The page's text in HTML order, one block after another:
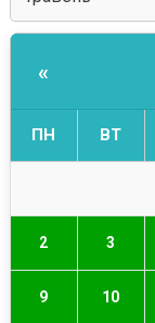
«
ПН ВТ
2 3
9 10